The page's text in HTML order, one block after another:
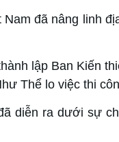
đã nâng linh
lập Ban Kiến
Thể lo việc thi
diễn ra dưới sự